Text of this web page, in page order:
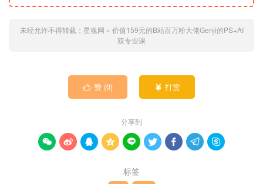
未经允许不得转载： 星魂网 » 价值159元的B站百万粉大佬Genji的PS+AI
双专业课
 赞 (0)  打赏
分享到
        
标签